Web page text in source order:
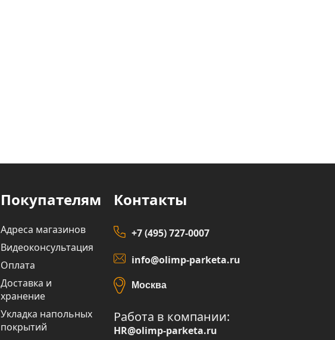
Покупателям
Адреса магазинов
Видеоконсультация
Оплата
Доставка и
хранение
Укладка напольных
покрытий
Контакты
+7 (495) 727-0007
info@olimp-parketa.ru
Москва
Работа в компании:
HR@olimp-parketa.ru